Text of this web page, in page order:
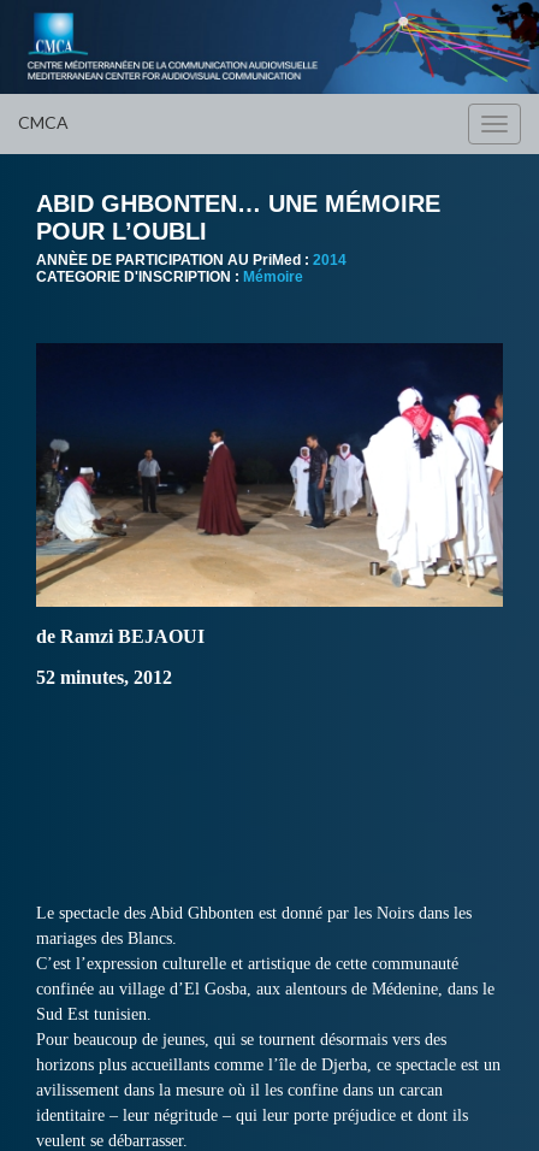
CMCA
ABID GHBONTEN… UNE MÉMOIRE
POUR L’OUBLI
ANNÈE DE PARTICIPATION AU PriMed : 2014
CATEGORIE D'INSCRIPTION : Mémoire
de Ramzi BEJAOUI
52 minutes, 2012
Le spectacle des Abid Ghbonten est donné par les Noirs dans les
mariages des Blancs.
C’est l’expression culturelle et artistique de cette communauté
confinée au village d’El Gosba, aux alentours de Médenine, dans le
Sud Est tunisien.
Pour beaucoup de jeunes, qui se tournent désormais vers des
horizons plus accueillants comme l’île de Djerba, ce spectacle est un
avilissement dans la mesure où il les confine dans un carcan
identitaire – leur négritude – qui leur porte préjudice et dont ils
veulent se débarrasser.